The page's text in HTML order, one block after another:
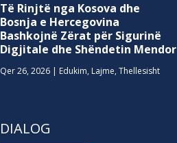
Të Rinjtë nga Kosova dhe
Bosnja e Hercegovina
Bashkojnë Zërat për Sigurinë
Digjitale dhe Shëndetin Mendor
Qer 26, 2026 | Edukim, Lajme,Thellesisht
DIALOG